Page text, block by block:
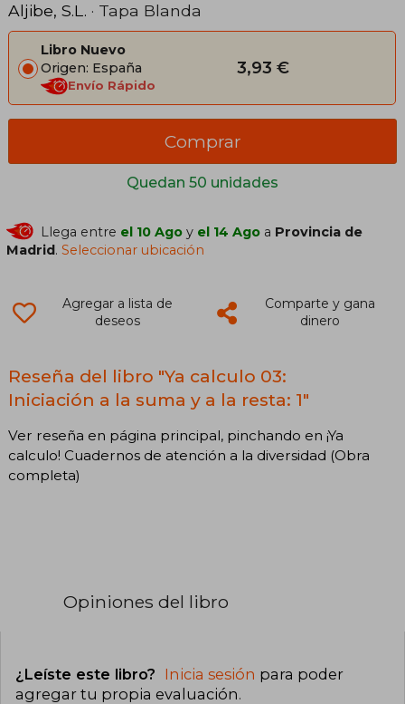
Aljibe, S.L. · Tapa Blanda
Libro Nuevo
Origen: España
Envío Rápido
3,93 €
Quedan 50 unidades
Comprar
Llega entre el 10 Ago y el 14 Ago a Provincia de
Madrid.Seleccionar ubicación
Agregar a lista de
deseos
Comparte y gana
dinero
Reseña del libro "Ya calculo 03:
Iniciación a la suma y a la resta: 1"
Ver reseña en página principal, pinchando en ¡Ya
calculo! Cuadernos de atención a la diversidad (Obra
completa)
Opiniones del libro
¿Leíste este libro? Inicia sesión para poder
agregar tu propia evaluación.